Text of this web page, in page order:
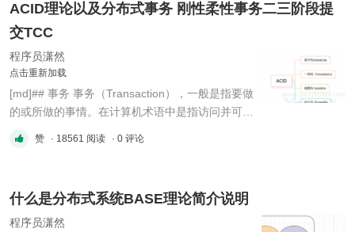
ACID理论以及分布式事务 刚性柔性事务二三阶段提
交TCC
程序员潇然
点击重新加载
[md]## 事务 事务（Transaction），一般是指要做
的或所做的事情。在计算机术语中是指访问并可能
`https://en.wikipedia.org/wiki/ACID` >
**Atomicity** > > Main article: Atomicit ...
赞 · 18561 阅读 · 0 评论
什么是分布式系统BASE理论简介说明
程序员潇然